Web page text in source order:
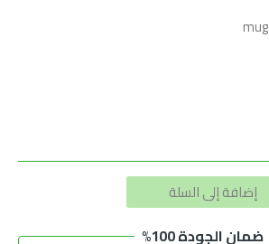
mug
إضافة إلى السلة
ضمان الجودة 100%